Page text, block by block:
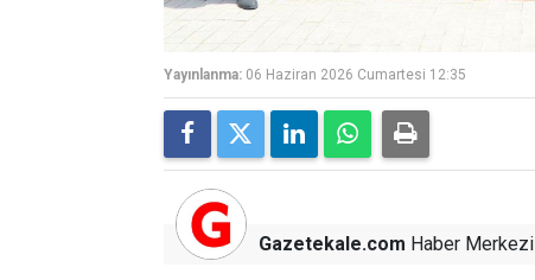
Yayınlanma: 06 Haziran 2026 Cumartesi 12:35
Gazetekale.com Haber Merkezi